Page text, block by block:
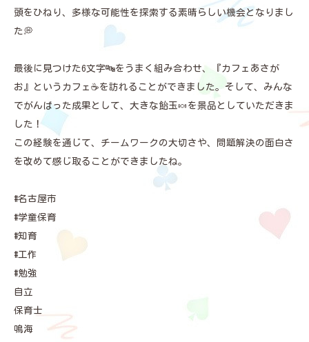
頭をひねり、多様な可能性を探索する素晴らしい機会となりまし
た💭
最後に見つけた6文字🔤をうまく組み合わせ、『カフェあさが
お』というカフェ☕を訪れることができました。そして、みんな
でがんばった成果として、大きな飴玉🍬を景品としていただきま
した！
この経験を通じて、チームワークの大切さや、問題解決の面白さ
を改めて感じ取ることができましたね。
#名古屋市
#学童保育
#知育
#工作
#勉強
自立
保育士
鳴海